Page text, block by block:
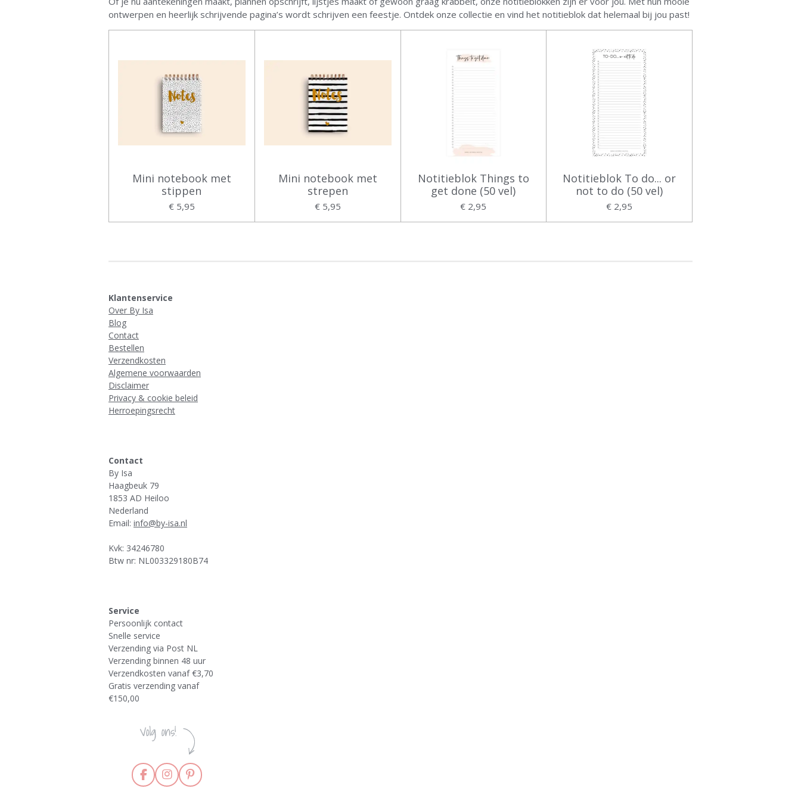
ontwerpen en heerlijk schrijvende pagina’s wordt schrijven een feestje. Ontdek onze collectie en vind het notitieblok dat helemaal bij jou past!
Mini notebook met
stippen
€ 5,95
Mini notebook met
strepen
€ 5,95
Notitieblok Things to
get done (50 vel)
€ 2,95
Notitieblok To do... or
not to do (50 vel)
€ 2,95
Klantenservice
Over By Isa
Blog
Contact
Bestellen
Verzendkosten
Algemene voorwaarden
Disclaimer
Privacy & cookie beleid
Herroepingsrecht
Contact
By Isa
Haagbeuk 79
1853 AD Heiloo
Nederland
Email: info@by-isa.nl
Kvk: 34246780
Btw nr: NL003329180B74
Service
Persoonlijk contact
Snelle service
Verzending via Post NL
Verzending binnen 48 uur
Verzendkosten vanaf €3,70
Gratis verzending vanaf
€150,00
F
a
I
n
P
i